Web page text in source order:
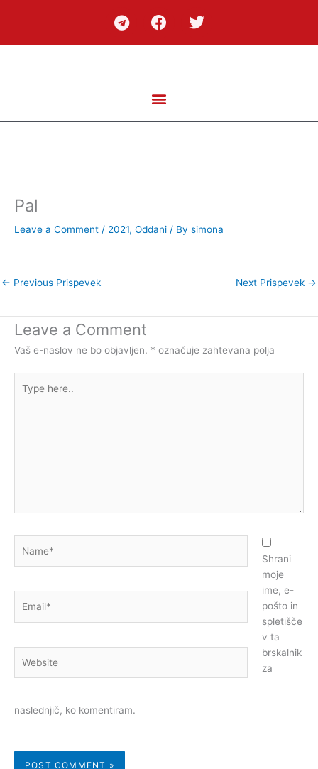
T
e
l
m
F
a
c
o
o
k
T
w
i
Pal
Leave a Comment / 2021, Oddani / By simona
← Previous Prispevek Next Prispevek →
Leave a Comment
Vaš e-naslov ne bo objavljen. * označuje zahtevana polja
here..
Shrani
moje
ime, e-
pošto in
spletišče
v ta
brskalnik
za
naslednjič, ko komentiram.